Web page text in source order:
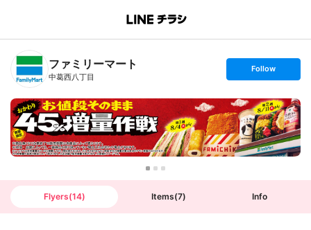
B
n
T
ファミリーマート
中葛西八丁目
s
t
o
l
l
o
w
Follow
Flyers(14) Items(7) Info